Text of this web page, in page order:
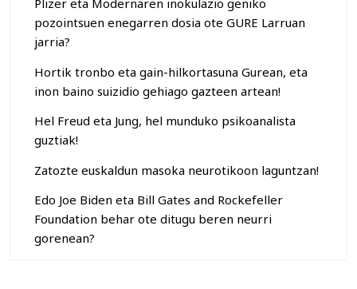
Plizer eta Modernaren inokulazio geniko
pozointsuen enegarren dosia ote GURE Larruan
jarria?
Hortik tronbo eta gain-hilkortasuna Gurean, eta
inon baino suizidio gehiago gazteen artean!
Hel Freud eta Jung, hel munduko psikoanalista
guztiak!
Zatozte euskaldun masoka neurotikoon laguntzan!
Edo Joe Biden eta Bill Gates and Rockefeller
Foundation behar ote ditugu beren neurri
gorenean?